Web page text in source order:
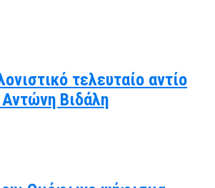
τελευταίο αντίο
Βιδάλη